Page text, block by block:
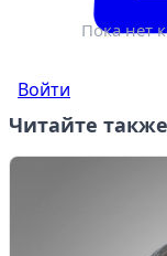
Войти
Пока нет
Читайте также